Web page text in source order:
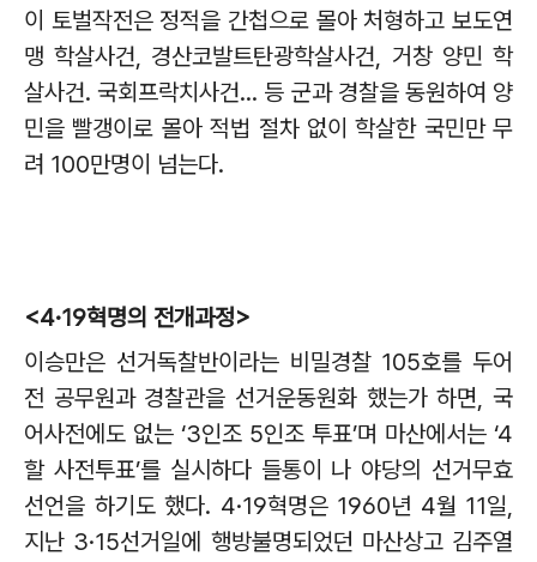
이 토벌작전은 정적을 간첩으로 몰아 처형하고 보도연
맹 학살사건, 경산코발트탄광학살사건, 거창 양민 학
살사건.국회프락치사건... 등 군과 경찰을 동원하여 양
민을 빨갱이로 몰아 적법 절차 없이 학살한 국민만 무
려 100만명이 넘는다.
<4·19혁명의 전개과정>
이승만은 선거독찰반이라는 비밀경찰 105호를 두어
전 공무원과 경찰관을 선거운동원화 했는가 하면,국
어사전에도 없는 ‘3인조 5인조 투표’며 마산에서는 ‘4
할 사전투표’를 실시하다 들통이 나 야당의 선거무효
선언을 하기도 했다. 4·19혁명은 1960년 4월 11일,
지난 3·15선거일에 행방불명되었던 마산상고 김주열